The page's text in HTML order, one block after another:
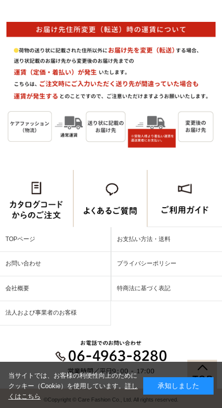
TOPページ お支払い方法・送料
お問い合わせ プライバシーポリシー
会社概要 特商法に基づく表記
法人および事業者のお客様
©Copyright © Care Fashion Co., Ltd. All rights reserved.
当サイトでは、お客様の利便性向上のために
クッキー（Cookie）を使用しています。 詳し
くはこちら
承知しました